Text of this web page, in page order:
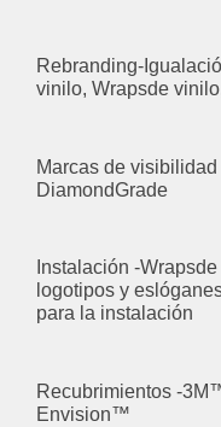
Rebranding-
vinilo, Wrapsde
Marcas de
DiamondGrade
Instalación -
logotipos y
para la instalación
Recubrimientos -
Envision™